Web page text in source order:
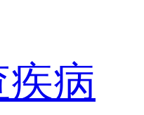
疾病